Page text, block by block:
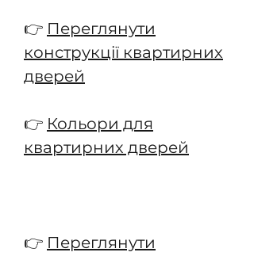
👉 Переглянути
конструкції квартирних
дверей
👉 Кольори для
квартирних дверей
👉 Переглянути